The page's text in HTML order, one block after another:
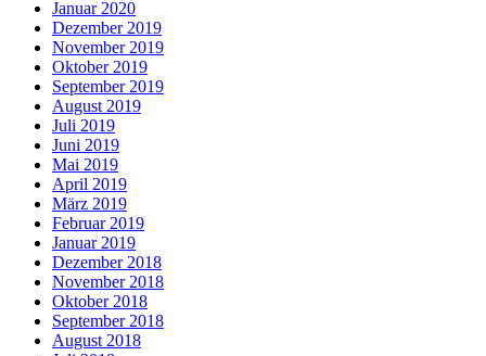
Januar 2020
Dezember 2019
November 2019
Oktober 2019
September 2019
August 2019
Juli 2019
Juni 2019
Mai 2019
April 2019
März 2019
Februar 2019
Januar 2019
Dezember 2018
November 2018
Oktober 2018
September 2018
August 2018